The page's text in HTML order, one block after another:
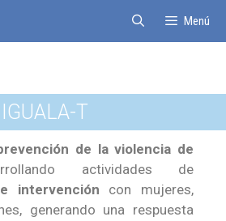
Menú
IGUALA-T
de la violencia de
actividades de
intervención con mujeres,
generando una respuesta